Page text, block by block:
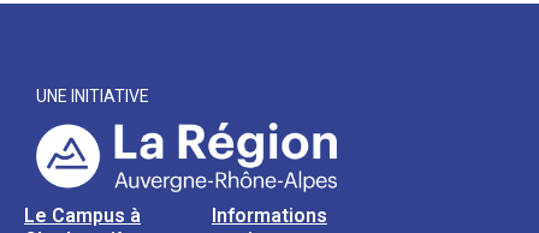
UNE INITIATIVE
Le Campus à
Informations